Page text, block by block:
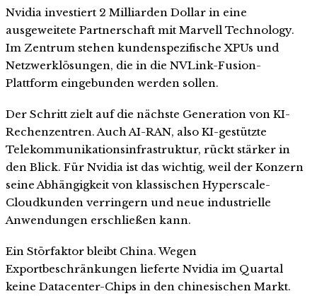
Nvidia investiert 2 Milliarden Dollar in eine
ausgeweitete Partnerschaft mit Marvell Technology.
Im Zentrum stehen kundenspezifische XPUs und
Netzwerklösungen, die in die NVLink-Fusion-
Plattform eingebunden werden sollen.
Der Schritt zielt auf die nächste Generation von KI-
Rechenzentren. Auch AI-RAN, also KI-gestützte
Telekommunikationsinfrastruktur, rückt stärker in
den Blick. Für Nvidia ist das wichtig, weil der Konzern
seine Abhängigkeit von klassischen Hyperscale-
Cloudkunden verringern und neue industrielle
Anwendungen erschließen kann.
Ein Störfaktor bleibt China. Wegen
Exportbeschränkungen lieferte Nvidia im Quartal
keine Datacenter-Chips in den chinesischen Markt.